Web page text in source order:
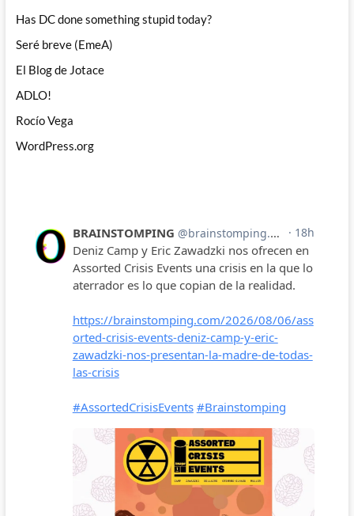
Has DC done something stupid today?
Seré breve (EmeA)
El Blog de Jotace
ADLO!
Rocío Vega
WordPress.org